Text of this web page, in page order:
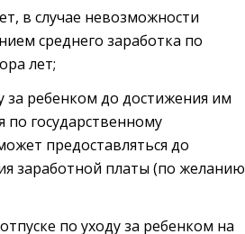
в случае невозможности
среднего заработка по
лет;
ребенком до достижения им
по государственному
предоставляться до
заработной платы (по желанию
по уходу за ребенком на